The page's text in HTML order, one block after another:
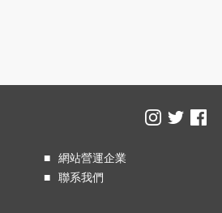
網站營運企業
聯系我們